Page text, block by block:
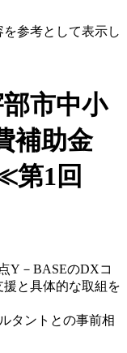
参考として表示し
市中小
補助金
第1回
Y－BASEのDXコ
と具体的な取組を
タントとの事前相